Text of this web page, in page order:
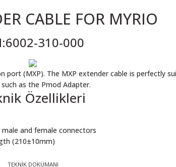
CABLE FOR MYRIO
310-000
port (MXP). The MXP extender cable is perfectly
as the Pmod Adapter.
Özellikleri
male and female connectors
(210±10mm)
TEKNİK DOKÜMANI